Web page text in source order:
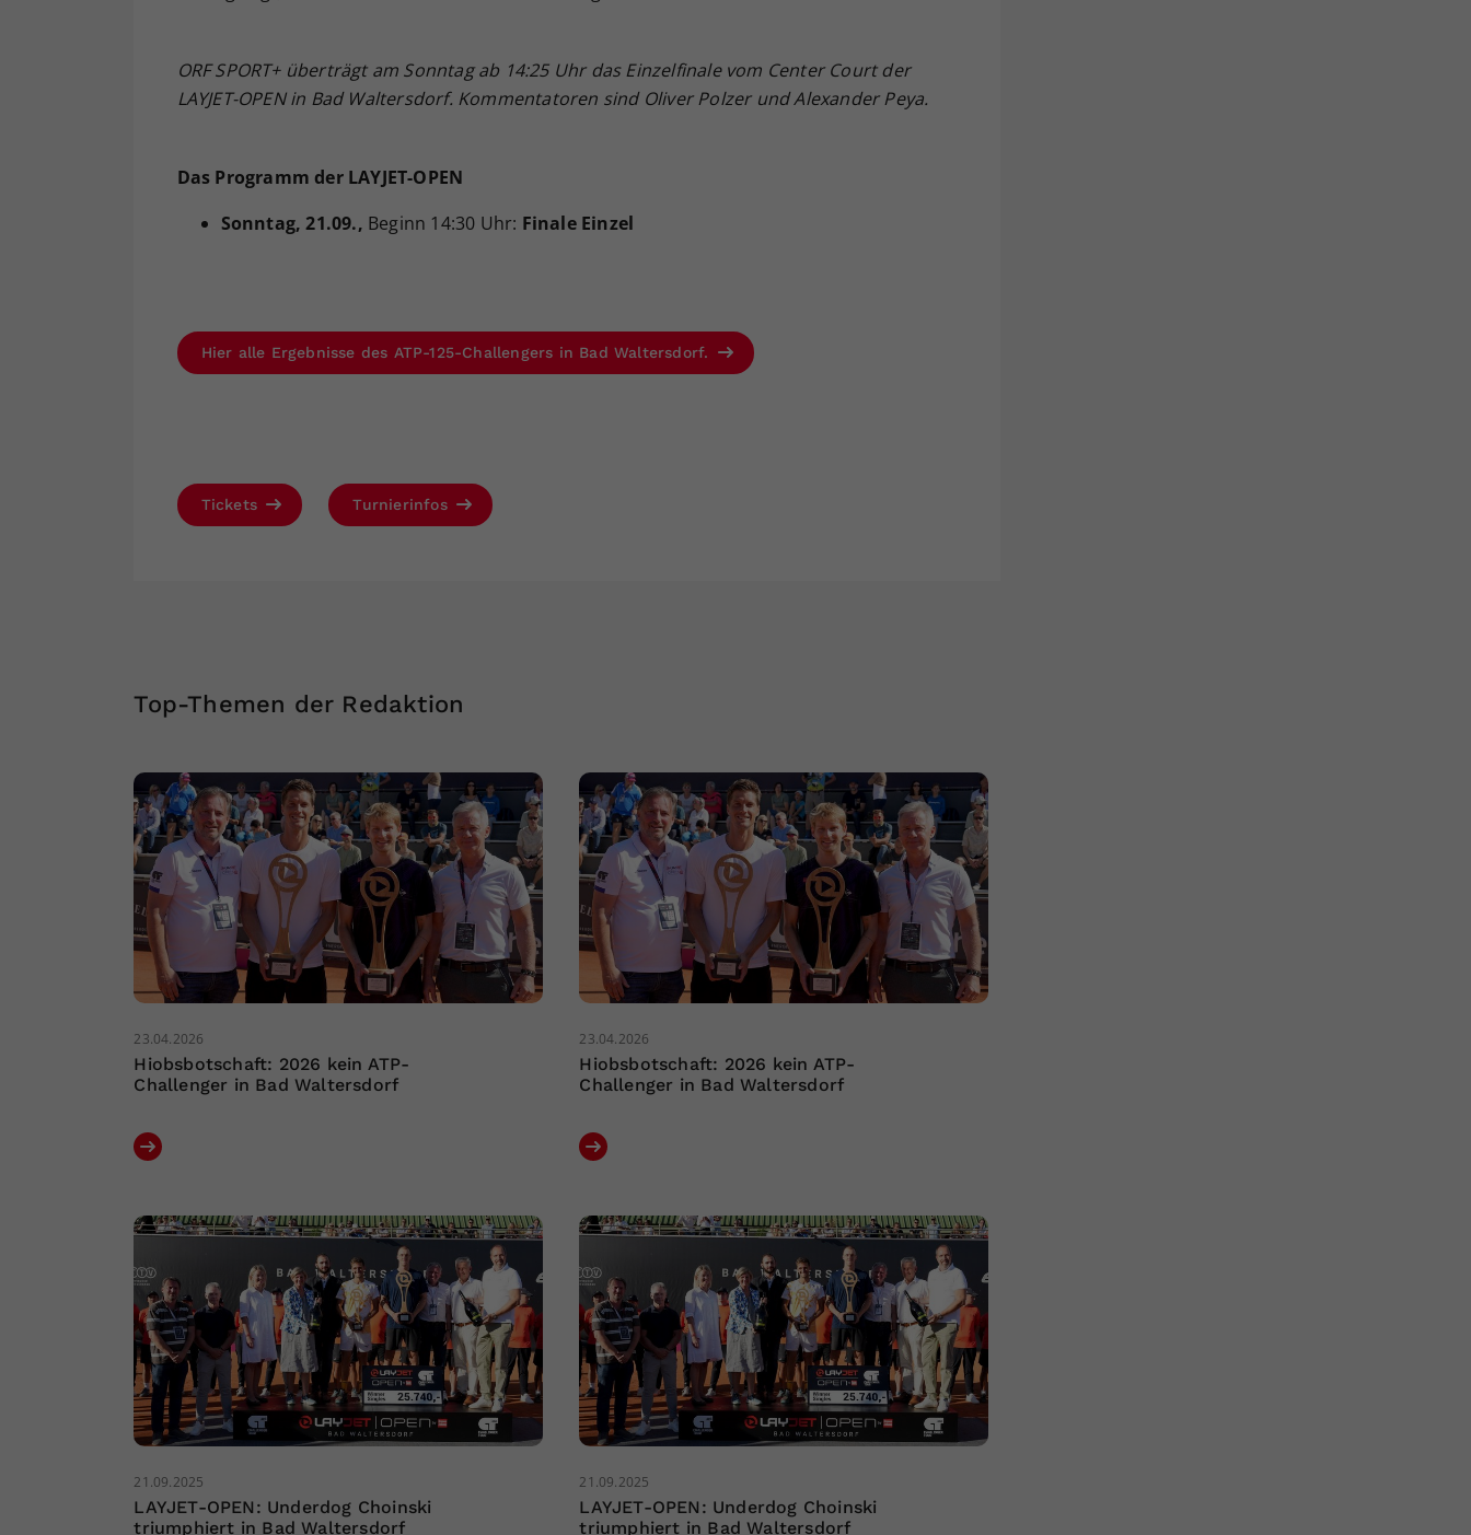
ORF SPORT+ überträgt am Sonntag ab 14:25 Uhr das Einzelfinale vom Center Court der
LAYJET-OPEN in Bad Waltersdorf. Kommentatoren sind Oliver Polzer und Alexander Peya.
Das Programm der LAYJET-OPEN
Sonntag, 21.09., Beginn 14:30 Uhr: Finale Einzel
Hier alle Ergebnisse des ATP-125-Challengers in Bad Waltersdorf.
Tickets Turnierinfos
Top-Themen der Redaktion
23.04.2026
Hiobsbotschaft: 2026 kein ATP-
Challenger in Bad Waltersdorf
23.04.2026
Hiobsbotschaft: 2026 kein ATP-
Challenger in Bad Waltersdorf
21.09.2025
LAYJET-OPEN: Underdog Choinski
triumphiert in Bad Waltersdorf
21.09.2025
LAYJET-OPEN: Underdog Choinski
triumphiert in Bad Waltersdorf